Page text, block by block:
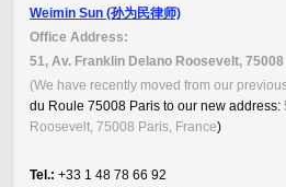
Weimin Sun (孙为民律师)
Office Address:
51, Av. Franklin Delano Roosevelt,
(We have recently moved from our
du Roule 75008 Paris to our new address:
Roosevelt, 75008 Paris, France)
Tel.: +33 1 48 78 66 92